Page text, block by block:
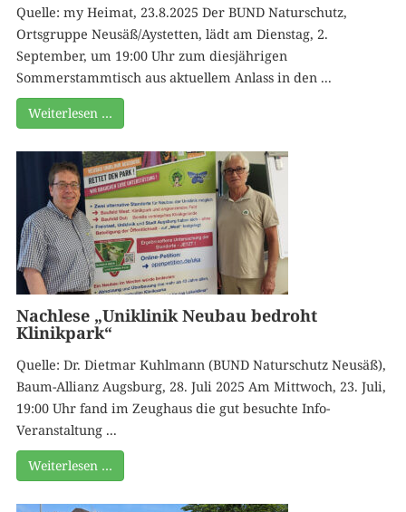
Quelle: my Heimat, 23.8.2025 Der BUND Naturschutz,
Ortsgruppe Neusäß/Aystetten, lädt am Dienstag, 2.
September, um 19:00 Uhr zum diesjährigen
Sommerstammtisch aus aktuellem Anlass in den ...
Weiterlesen …
Nachlese „Uniklinik Neubau bedroht
Klinikpark“
Quelle: Dr. Dietmar Kuhlmann (BUND Naturschutz Neusäß),
Baum-Allianz Augsburg, 28. Juli 2025 Am Mittwoch, 23. Juli,
19:00 Uhr fand im Zeughaus die gut besuchte Info-
Veranstaltung ...
Weiterlesen …